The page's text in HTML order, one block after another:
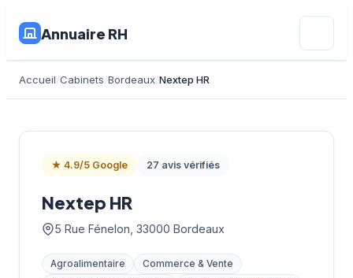
Annuaire RH
Accueil Cabinets Bordeaux Nextep HR
★ 4.9/5 Google 27 avis vérifiés
Nextep HR
5 Rue Fénelon, 33000 Bordeaux
Agroalimentaire
Commerce & Vente